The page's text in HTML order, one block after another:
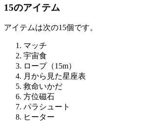
15のアイテム
アイテムは次の15個です。
マッチ
宇宙食
ロープ（15m）
月から見た星座表
救命いかだ
方位磁石
パラシュート
ヒーター